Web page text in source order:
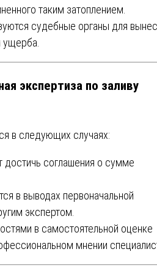
таким затоплением.
судебные органы для
экспертиза по заливу
в следующих случаях:
достичь соглашения о сумме
в выводах первоначальной
экспертом.
в самостоятельной оценке
мнении